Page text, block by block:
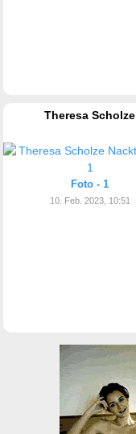
Theresa Scholze
Foto - 1
10. Feb. 2023, 10:51